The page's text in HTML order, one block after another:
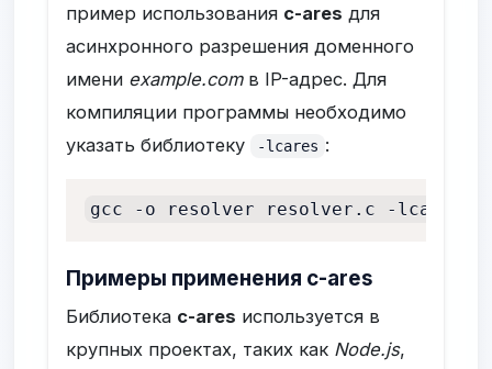
пример использования c-ares для
асинхронного разрешения доменного
имени example.comв IP-адрес. Для
компиляции программы необходимо
указать библиотеку
-lcares :
gcc -o resolver resolver.c -lcares
Примеры применения c-ares
Библиотека c-ares используется в
крупных проектах, таких как Node.js,